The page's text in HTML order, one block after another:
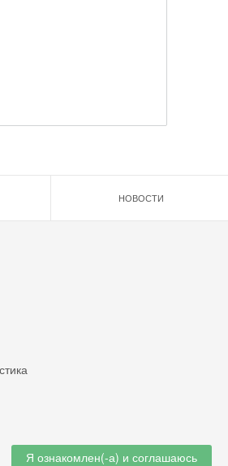
НОВОСТИ
Я ознакомлен(-а) и соглашаюсь